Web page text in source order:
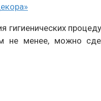
гигиенических
не менее, можно